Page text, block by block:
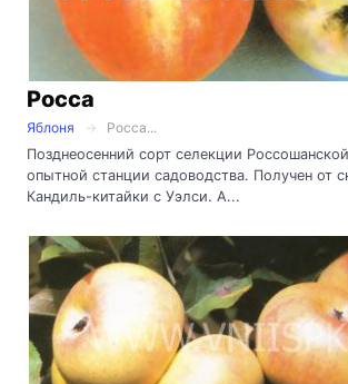
Росса
Яблоня
Росса...
Позднеосенний сорт селекции
опытной станции садоводства. Получен от
Кандиль-китайки с Уэлси. А...